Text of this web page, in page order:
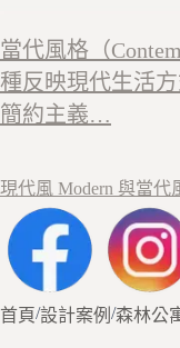
當代風格（
種反映現代生活
簡約主義…
現代風 Modern 與當代
首頁/設計案例 /森林公